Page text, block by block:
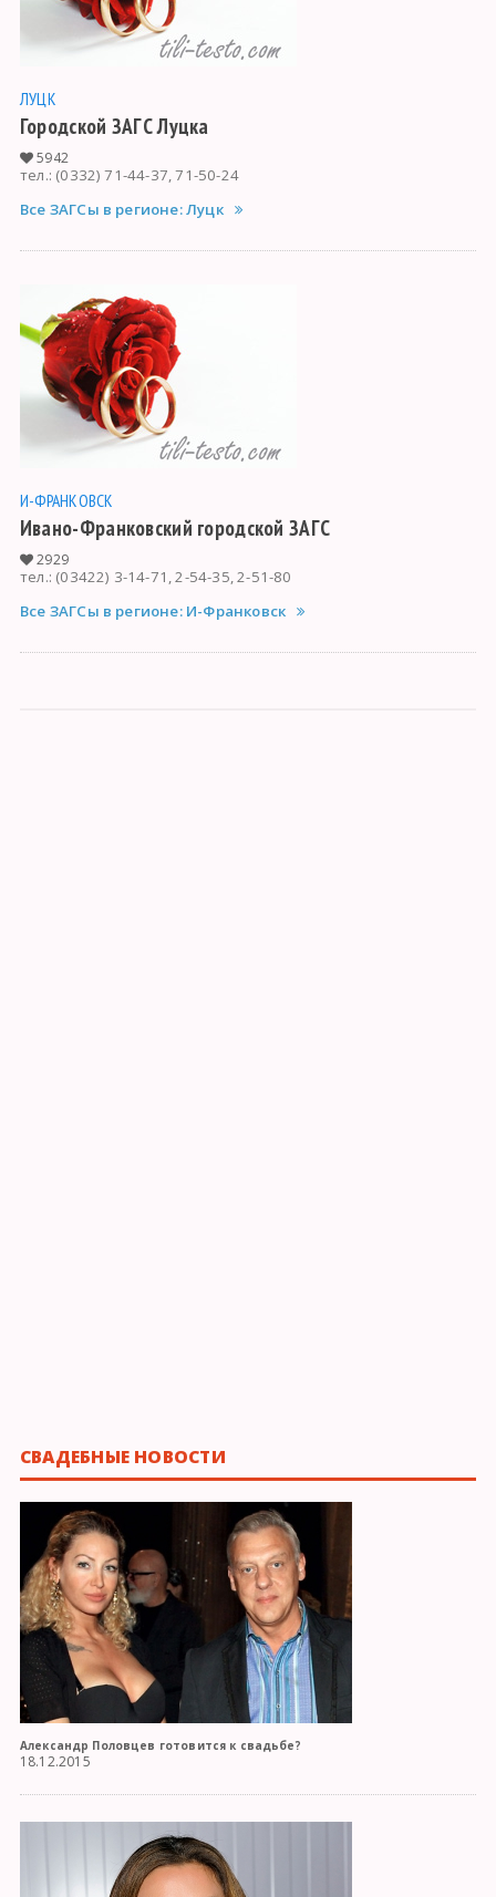
ЛУЦК
Городской ЗАГС Луцка
5942
тел.: (0332) 71-44-37, 71-50-24
Все ЗАГСы в регионе: Луцк
И-ФРАНКОВСК
Ивано-Франковский городской ЗАГС
2929
тел.: (03422) 3-14-71, 2-54-35, 2-51-80
Все ЗАГСы в регионе: И-Франковск
СВАДЕБНЫЕ НОВОСТИ
Александр Половцев готовится к свадьбе?
18.12.2015